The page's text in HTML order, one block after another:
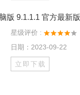
版 9.1.1.1 官方最新版
星级评价 :
日期：2023-09-22
立即下载